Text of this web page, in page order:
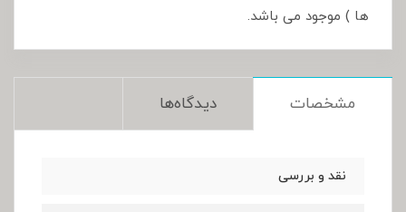
ها ) موجود می باشد.
مشخصات دیدگاه‌ها
نقد و بررسی